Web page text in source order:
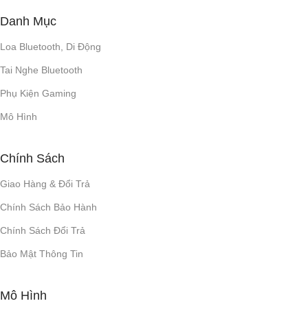
Danh Mục
Loa Bluetooth, Di Động
Tai Nghe Bluetooth
Phụ Kiện Gaming
Mô Hình
Chính Sách
Giao Hàng & Đổi Trả
Chính Sách Bảo Hành
Chính Sách Đổi Trả
Bảo Mật Thông Tin
Mô Hình